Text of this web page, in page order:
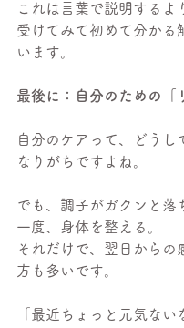
これは言葉で説明するよ
受けてみて初めて分かる
います。
最後に：自分のための「
自分のケアって、どうし
なりがちですよね。
でも、調子がガクンと落
一度、身体を整える。
それだけで、翌日からの
方も多いです。
「最近ちょっと元気ない